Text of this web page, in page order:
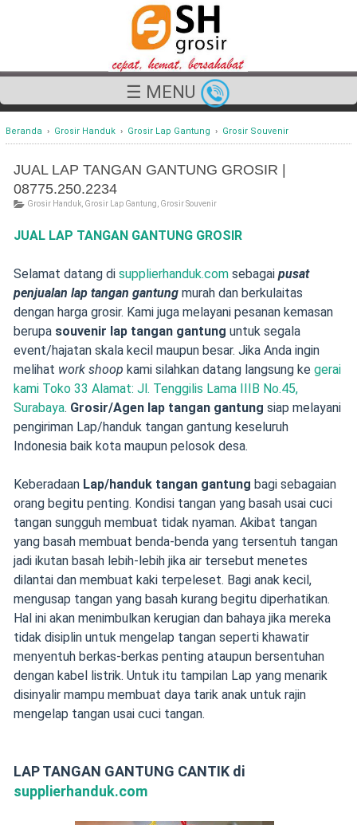
☰ MENU
Beranda › Grosir Handuk › Grosir Lap Gantung › Grosir Souvenir
JUAL LAP TANGAN GANTUNG GROSIR |
08775.250.2234
Grosir Handuk, Grosir Lap Gantung Grosir Souvenir
JUAL LAP TANGAN GANTUNG GROSIR
Selamat datang di supplierhanduk.comsebagai pusat
penjualan lap tangan gantung murah dan berkulaitas
dengan harga grosir. Kami juga melayani pesanan kemasan
berupa souvenir lap tangan gantung untuk segala
event/hajatan skala kecil maupun besar. Jika Anda ingin
melihat work shoop kami silahkan datang langsung ke gerai
kami Toko 33 Alamat: Jl. Tenggilis Lama IIIB No.45,
Surabaya. Grosir/Agen lap tangan gantung siap melayani
pengiriman Lap/handuk tangan gantung keseluruh
Indonesia baik kota maupun pelosok desa.
Keberadaan Lap/handuk tangan gantung bagi sebagaian
orang begitu penting. Kondisi tangan yang basah usai cuci
tangan sungguh membuat tidak nyaman. Akibat tangan
yang basah membuat benda-benda yang tersentuh tangan
jadi ikutan basah lebih-lebih jika air tersebut menetes
dilantai dan membuat kaki terpeleset. Bagi anak kecil,
mengusap tangan yang basah kurang begitu diperhatikan.
Hal ini akan menimbulkan kerugian dan bahaya jika mereka
tidak disiplin untuk mengelap tangan seperti khawatir
menyentuh berkas-berkas penting ataupun bersentuhan
dengan kabel listrik. Untuk itu tampilan Lap yang menarik
disinyalir mampu membuat daya tarik anak untuk rajin
mengelap tangan usai cuci tangan.
LAP TANGAN GANTUNG CANTIK di
supplierhanduk.com